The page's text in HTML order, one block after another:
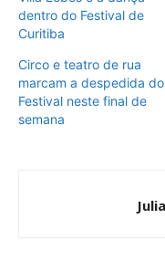
dentro do Festival de
Curitiba
Circo e teatro de rua
marcam a despedida do
Festival neste final de
semana